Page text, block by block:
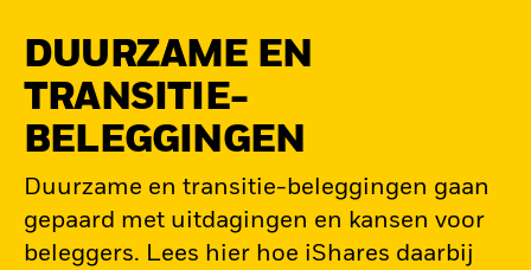
DUURZAME EN
TRANSITIE-
BELEGGINGEN
Duurzame en transitie-beleggingen gaan
gepaard met uitdagingen en kansen voor
beleggers. Lees hier hoe iShares daarbij